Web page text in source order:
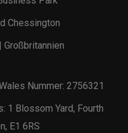
Chessington
Großbritannien
Nummer: 2756321
1 Blossom Yard, Fourth
E1 6RS